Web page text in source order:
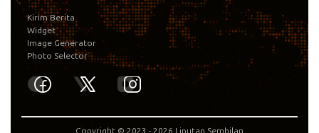
Kirim Berita
Widget
Image Generator
Photo Selector
Copyright © 2023 - 2026 Liputan Sembilan